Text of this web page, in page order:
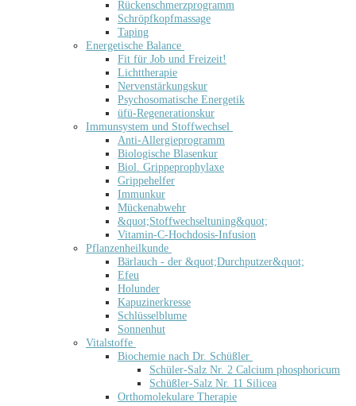
Rückenschmerzprogramm
Schröpfkopfmassage
Taping
Energetische Balance
Fit für Job und Freizeit!
Lichttherapie
Nervenstärkungskur
Psychosomatische Energetik
üfü-Regenerationskur
Immunsystem und Stoffwechsel
Anti-Allergieprogramm
Biologische Blasenkur
Biol. Grippeprophylaxe
Grippehelfer
Immunkur
Mückenabwehr
&quot;Stoffwechseltuning&quot;
Vitamin-C-Hochdosis-Infusion
Pflanzenheilkunde
Bärlauch - der &quot;Durchputzer&quot;
Efeu
Holunder
Kapuzinerkresse
Schlüsselblume
Sonnenhut
Vitalstoffe
Biochemie nach Dr. Schüßler
Schüler-Salz Nr. 2 Calcium phosphoricum
Schüßler-Salz Nr. 11 Silicea
Orthomolekulare Therapie